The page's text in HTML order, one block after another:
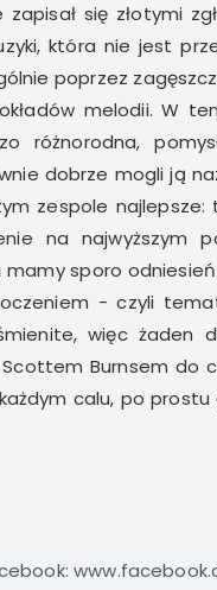
zapisał się złotymi
która nie jest
poprzez
melodii. W
różnorodna,
dobrze mogli ją
zespole
na najwyższym
sporo
- czyli
więc żaden
Burnsem do
calu, po